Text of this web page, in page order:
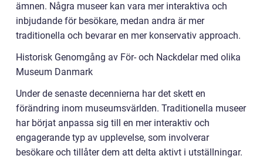
ämnen. Några museer kan vara mer interaktiva och
inbjudande för besökare, medan andra är mer
traditionella och bevarar en mer konservativ approach.
Historisk Genomgång av För- och Nackdelar med olika
Museum Danmark
Under de senaste decennierna har det skett en
förändring inom museumsvärlden. Traditionella museer
har börjat anpassa sig till en mer interaktiv och
engagerande typ av upplevelse, som involverar
besökare och tillåter dem att delta aktivt i utställningar.